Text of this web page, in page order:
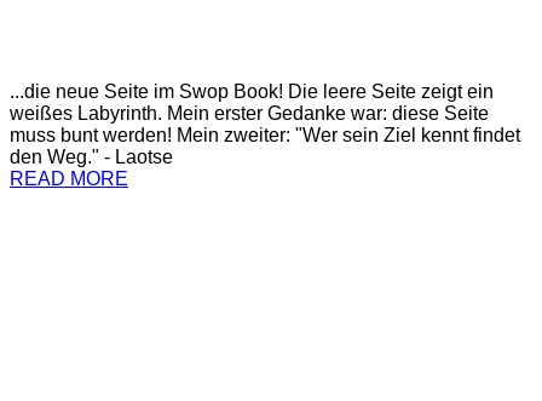
...die neue Seite im Swop Book! Die leere Seite zeigt ein
weißes Labyrinth. Mein erster Gedanke war: diese Seite
muss bunt werden! Mein zweiter: "Wer sein Ziel kennt findet
den Weg." - Laotse
READ MORE